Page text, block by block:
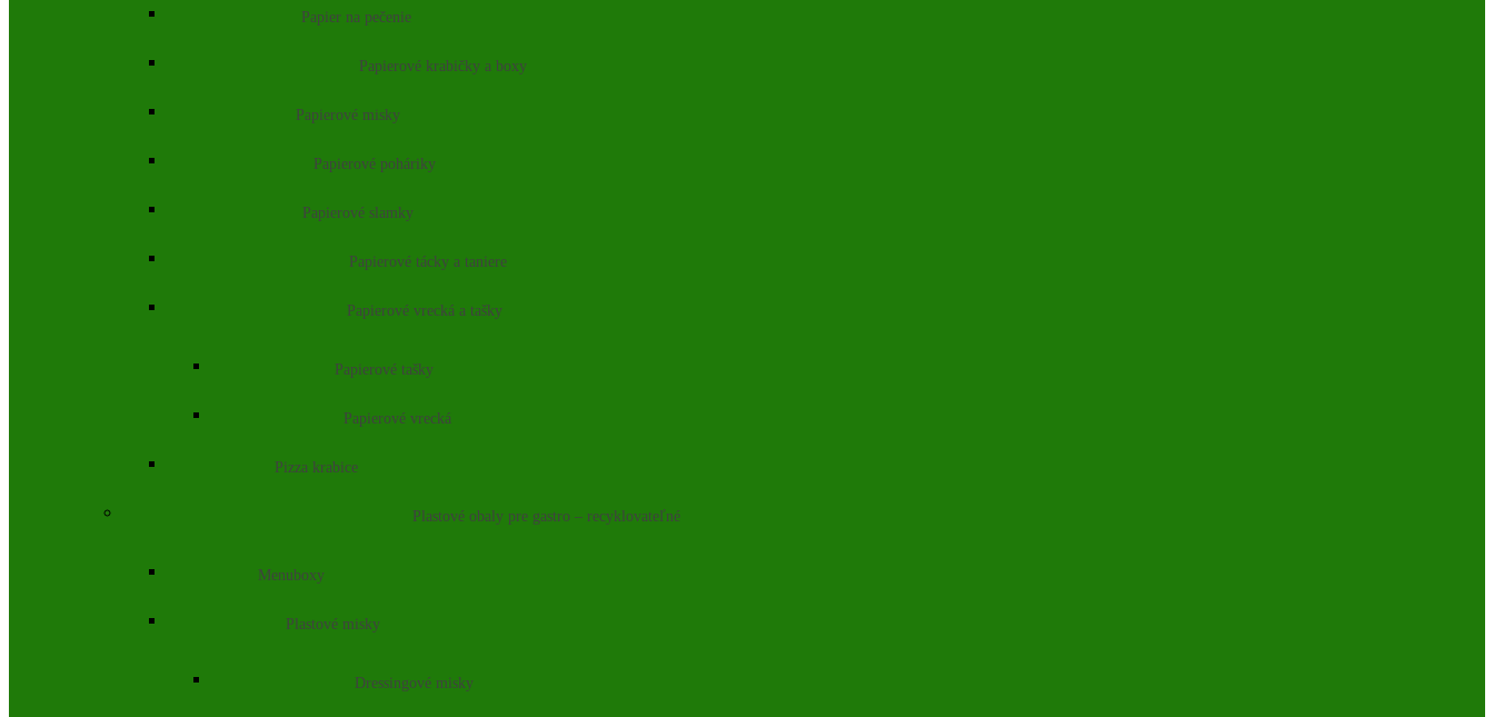
Papier na pečenie
Papierové krabičky a boxy
Papierové misky
Papierové poháriky
Papierové slamky
Papierové tácky a taniere
Papierové vrecká a tašky
Papierové tašky
Papierové vrecká
Pizza krabice
Plastové obaly pre gastro – recyklovateľné
Menuboxy
Plastové misky
Dressingové misky